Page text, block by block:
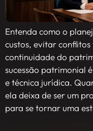
Entenda como o
custos, evitar
continuidade do
sucessão patrimonial
e técnica jurídica.
ela deixa de ser um
para se tornar uma